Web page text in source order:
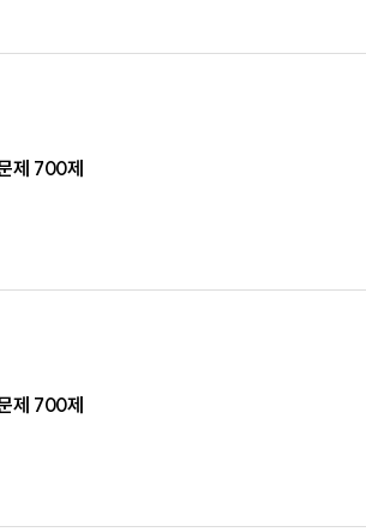
제 700제
제 700제